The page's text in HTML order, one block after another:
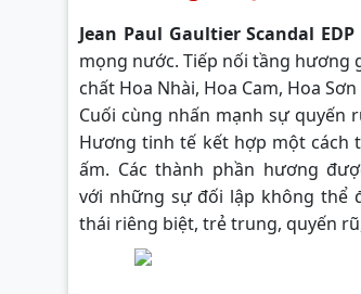
Jean Paul Gaultier Scandal EDP
mọng nước. Tiếp nối tầng hương
chất Hoa Nhài, Hoa Cam, Hoa
Cuối cùng nhấn mạnh sự quyến
Hương tinh tế kết hợp một cách
ấm. Các thành phần hương
với những sự đối lập không
thái riêng biệt, trẻ trung, quyến